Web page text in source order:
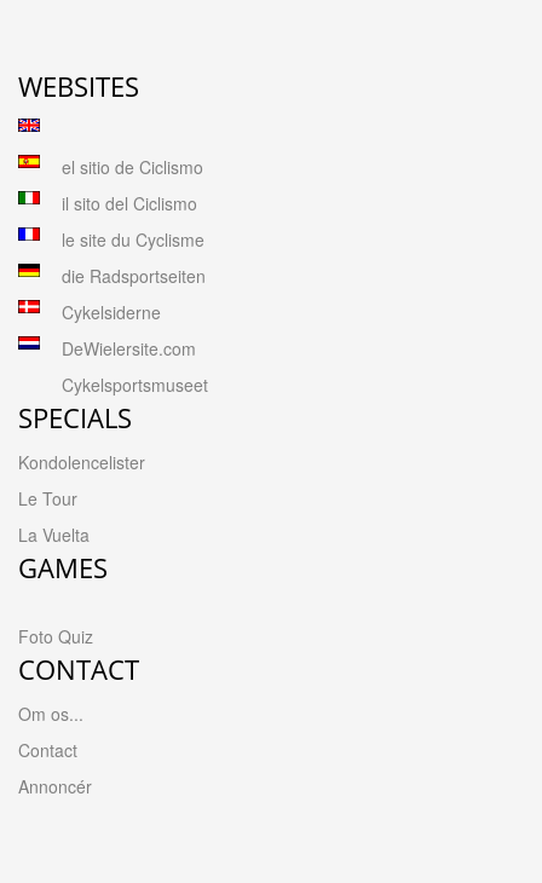
WEBSITES
el sitio de Ciclismo
il sito del Ciclismo
le site du Cyclisme
die Radsportseiten
Cykelsiderne
DeWielersite.com
Cykelsportsmuseet
SPECIALS
Kondolencelister
Le Tour
La Vuelta
GAMES
Foto Quiz
CONTACT
Om os...
Contact
Annoncér